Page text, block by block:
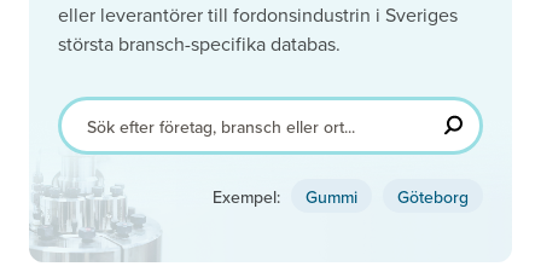
eller leverantörer till fordonsindustrin i Sveriges
största bransch-specifika databas.
Exempel: Gummi Göteborg